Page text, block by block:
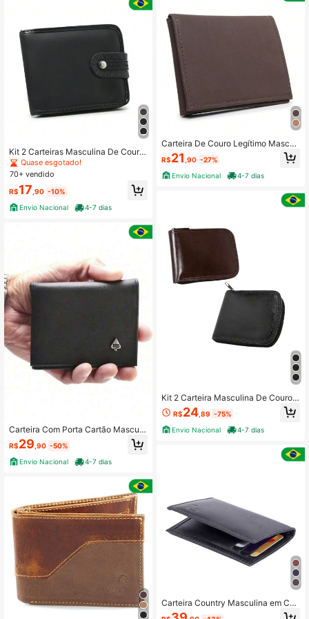
Kit 2 Carteiras Masculina De Couro
Sintético Com Fecho Pressão Alta
Qualidade
Quase esgotado!
70+ vendido
R$17,90 -10%
Envio Nacional
4-7 dias
Carteira Com Porta Cartão Masculi
na Preta Couro bovino
R$29,90 -50%
Envio Nacional
4-7 dias
Carteira De Couro Legítimo Masculi
na Modelo L Slim Compacta Alta Q
ualidade
R$21 ,90 -27%
Envio Nacional
4-7 dias
Kit 2 Carteira Masculina De Couro L
egítimo Com Zíper Alta Qualidade
R$24,89 -75%
Envio Nacional
4-7 dias
Carteira Country Masculina em Cou
ro Legítimo Pampa's Country Tradic